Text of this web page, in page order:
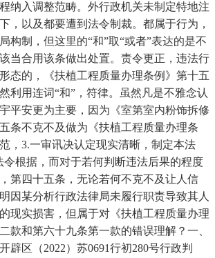
纳入调整范畴。外行政机关未制定特地注
，以及都要遭到法令制裁。都属于行为，
构制，但这里的“和”取“或者”表达的是不
当合用该条做出处置。责令更正，违法行
态的，《扶植工程质量办理条例》第十五
利用连词“和”，符律。虽然凡是不雅念认
平安更为主要，因为《室第室内粉饰拆修
条不克不及做为《扶植工程质量办理条
，3.一审讯决认定现实清晰，制定本法
令根据，而对于若何判断违法后果的程度
第四十五条，无论若何不克不及让人信
因某分析行政法律局未履行职责导致其人
现实损害，但属于对《扶植工程质量办理
款和第六十九条第一款的错误理解？一、
辟区（2022）苏0691行初280号行政判